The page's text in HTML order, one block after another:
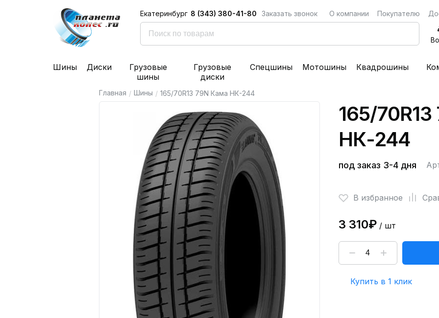
Екатеринбург 8 (343) 380-41-80 Заказать звонок О компании Покупателю
Шины Диски
Грузовые
шины
Грузовые
диски
Спецшины Мотошины Квадрошины
Главная / Шины / 165/70R13 79N Кама НК-244
165/
НК-244
под заказ 3-4 дня
В избранное
3 310₽/ шт
Купить в 1 клик